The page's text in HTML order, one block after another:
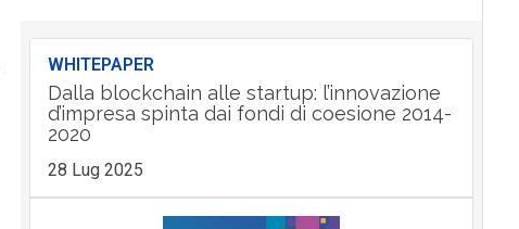
WHITEPAPER
Dalla blockchain alle startup: l’innovazione
d’impresa spinta dai fondi di coesione 2014-
2020
28 Lug 2025